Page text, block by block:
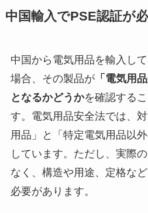
中国輸入でPSE認証が
中国から電気用品を輸入し
場合、その製品が「電気用
となるかどうかを確認する
す。電気用品安全法では、
用品」と「特定電気用品以
しています。ただし、実際
なく、構造や用途、定格な
必要があります。